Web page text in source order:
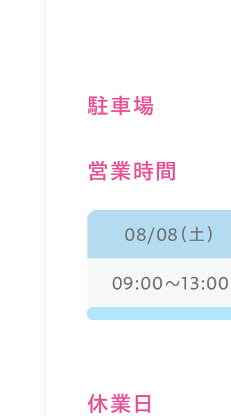
駐⾞場
営業時間
08/08（土）
09:00～13:00
休業⽇